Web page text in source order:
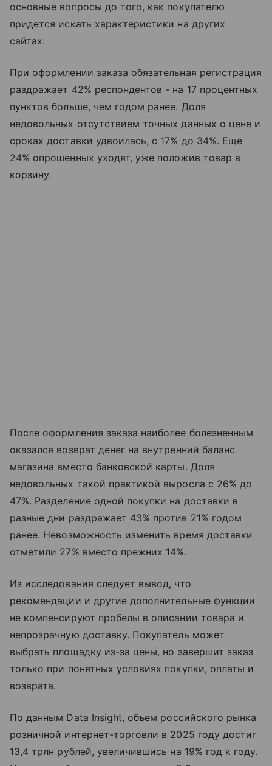
основные вопросы до того, как покупателю
придется искать характеристики на других
сайтах.
При оформлении заказа обязательная регистрация
раздражает 42% респондентов - на 17 процентных
пунктов больше, чем годом ранее. Доля
недовольных отсутствием точных данных о цене и
сроках доставки удвоилась, с 17% до 34%. Еще
24% опрошенных уходят, уже положив товар в
корзину.
После оформления заказа наиболее болезненным
оказался возврат денег на внутренний баланс
магазина вместо банковской карты. Доля
недовольных такой практикой выросла с 26% до
47%. Разделение одной покупки на доставки в
разные дни раздражает 43% против 21% годом
ранее. Невозможность изменить время доставки
отметили 27% вместо прежних 14%.
Из исследования следует вывод, что
рекомендации и другие дополнительные функции
не компенсируют пробелы в описании товара и
непрозрачную доставку. Покупатель может
выбрать площадку из-за цены, но завершит заказ
только при понятных условиях покупки, оплаты и
возврата.
По данным Data Insight, объем российского рынка
розничной интернет-торговли в 2025 году достиг
13,4 трлн рублей, увеличившись на 19% год к году.